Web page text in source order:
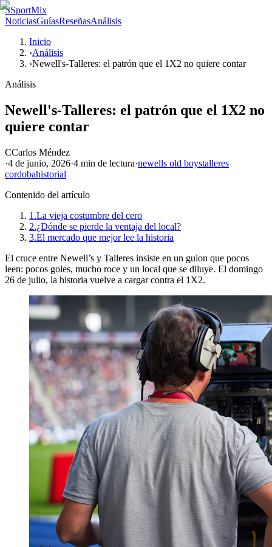
SSportMix
NoticiasGuíasReseñasAnálisis
Inicio
›Análisis
›Newell's-Talleres: el patrón que el 1X2 no quiere contar
Análisis
Newell's-Talleres: el patrón que el 1X2 no
quiere contar
CCarlos Méndez
·4 de junio, 2026·4 min de lectura·newells old boystalleres
cordobahistorial
Contenido del artículo
1.La vieja costumbre del cero
2.¿Dónde se pierde la ventaja del local?
3.El mercado que mejor lee la historia
El cruce entre Newell’s y Talleres insiste en un guion que pocos
leen: pocos goles, mucho roce y un local que se diluye. El domingo
26 de julio, la historia vuelve a cargar contra el 1X2.